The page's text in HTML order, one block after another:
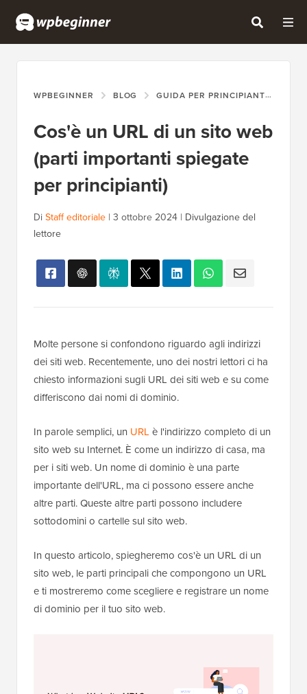
WPBEGINNER BLOG GUIDA PER PRINCIPIANTI
Cos'è un URL di un sito web
(parti importanti spiegate
per principianti)
DiStaff editoriale | 3 ottobre 2024 | Divulgazione del
lettore
Molte persone si confondono riguardo agli indirizzi
dei siti web. Recentemente, uno dei nostri lettori ci ha
chiesto informazioni sugli URL dei siti web e su come
differiscono dai nomi di dominio.
In parole semplici, un URL è l'indirizzo completo di un
sito web su Internet. È come un indirizzo di casa, ma
per i siti web. Un nome di dominio è una parte
importante dell'URL, ma ci possono essere anche
altre parti. Queste altre parti possono includere
sottodomini o cartelle sul sito web.
In questo articolo, spiegheremo cos'è un URL di un
sito web, le parti principali che compongono un URL
e ti mostreremo come scegliere e registrare un nome
di dominio per il tuo sito web.